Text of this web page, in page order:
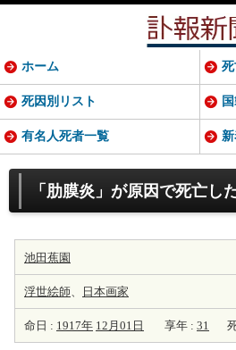
「肋膜炎」が原因で死亡し
池田蕉園
浮世絵師、 日本画家
命日 : 1917年 12月01日 享年 : 31
ホーム
死因別リスト
有名人死者一覧